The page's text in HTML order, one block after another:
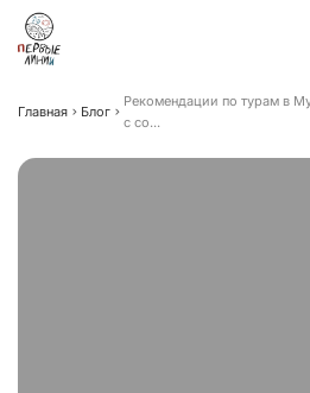
Главная Блог
Рекомендации по турам в
с со...